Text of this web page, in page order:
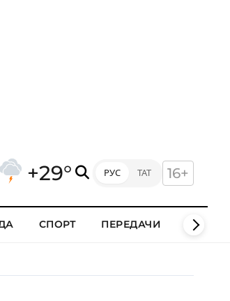
+29° РУС ТАТ 16+
СПОРТ ПЕРЕДАЧИ КЛИПЫ